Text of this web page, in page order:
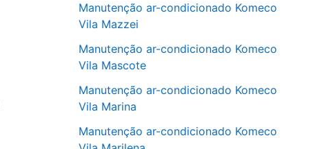
Manutenção ar-condicionado Komeco
Vila Mazzei
Manutenção ar-condicionado Komeco
Vila Mascote
Manutenção ar-condicionado Komeco
Vila Marina
Manutenção ar-condicionado Komeco